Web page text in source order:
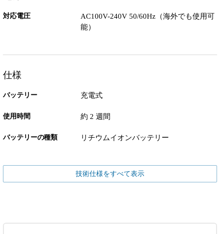
対応電圧
AC100V-240V 50/60Hz（海外でも使用可
能）
仕様
バッテリー 充電式
使用時間 約 2 週間
バッテリーの種類 リチウムイオンバッテリー
技術仕様をすべて表示